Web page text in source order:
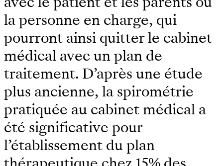
la personne en charge, qui
pourront ainsi quitter le cabinet
médical avec un plan de
traitement. D’après une étude
plus ancienne, la spirométrie
pratiquée au cabinet médical a
été significative pour
l’établissement du plan